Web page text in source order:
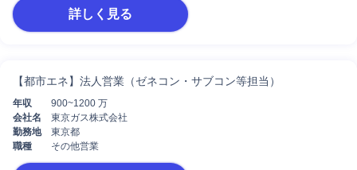
詳しく見る
【都市エネ】法人営業（ゼネコン・サブコン等担当）
年収
900~1200 万
会社名
東京ガス株式会社
勤務地
東京都
職種
その他営業